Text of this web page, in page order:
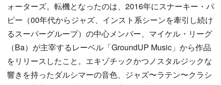
ォーターズ。転機となったのは、2016年にスナーキー・パ
ピー（00年代からジャズ、インスト系シーンを牽引し続け
るスーパーグループ）の中心メンバー、マイケル・リーグ
（Ba）が主宰するレーベル「GroundUP Music」から作品
をリリースしたこと。エキゾチックかつノスタルジックな
響きを持ったダルシマーの音色、ジャズ〜ラテン〜クラシ